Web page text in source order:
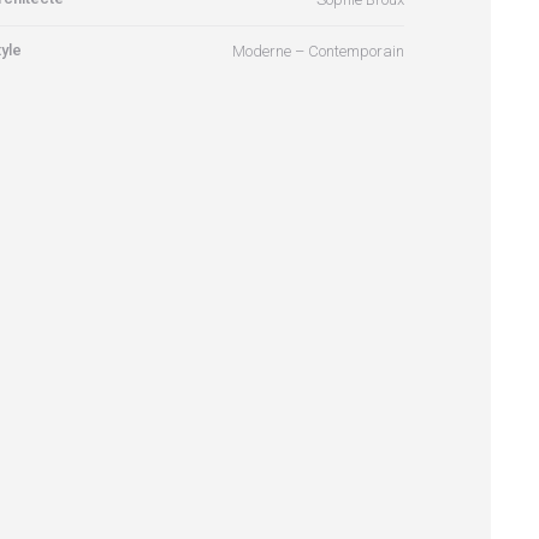
Moderne – Contemporain